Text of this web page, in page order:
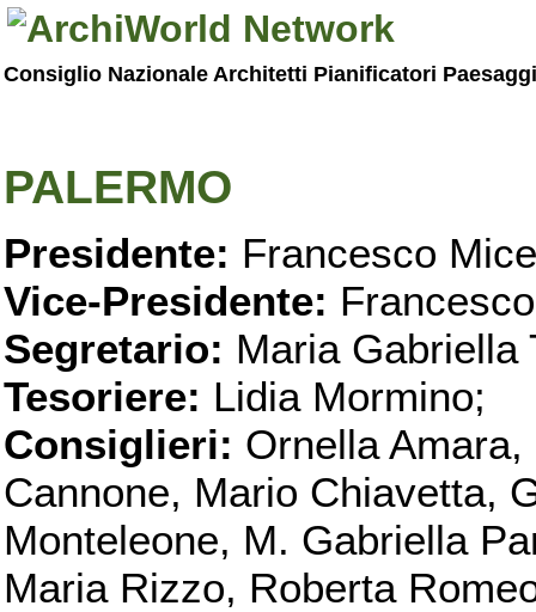
Consiglio Nazionale Architetti Pianificatori
PALERMO
Presidente: Francesco
Vice-Presidente:
Segretario: Maria Gabriella
Tesoriere: Lidia Mormino;
Consiglieri: Ornella
Cannone, Mario Chiavetta,
Monteleone, M. Gabriella
Maria Rizzo, Roberta